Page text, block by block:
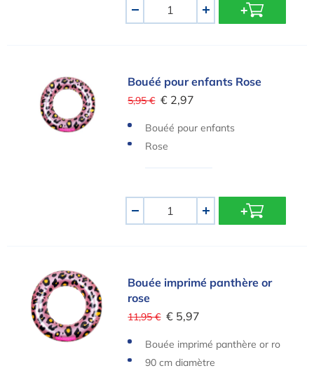
- +
Bouéé pour enfants RoseBouéé pour enfants Rose
5,95 € € 2,97
Bouéé pour enfants
Rose
+
Bouée imprimé panthère or rose
Bouée imprimé panthère or
rose
11,95 € € 5,97
Bouée imprimé panthère or ro
se
90 cm diamètre